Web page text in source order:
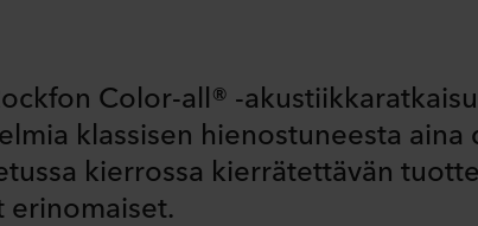
Color-all® -
klassisen hienostuneesta aina
kierrossa kierrätettävän
erinomaiset.